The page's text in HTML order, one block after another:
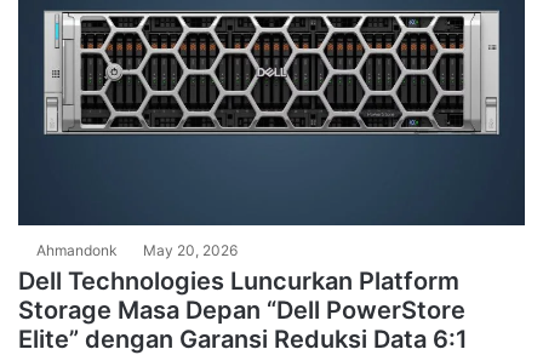
Ahmandonk May 20, 2026
Dell Technologies Luncurkan Platform
Storage Masa Depan “Dell PowerStore
Elite” dengan Garansi Reduksi Data 6:1